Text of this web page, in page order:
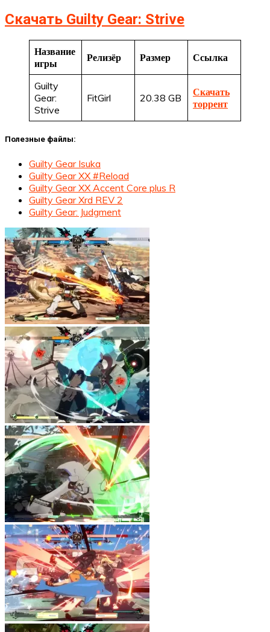
Скачать Guilty Gear: Strive
Название
игры
Релизёр Размер Ссылка
Guilty
Gear:
Strive
FitGirl 20.38 GB
Скачать
торрент
Полезные файлы:
Guilty Gear Isuka
Guilty Gear XX #Reload
Guilty Gear XX Accent Core plus R
Guilty Gear Xrd REV 2
Guilty Gear: Judgment